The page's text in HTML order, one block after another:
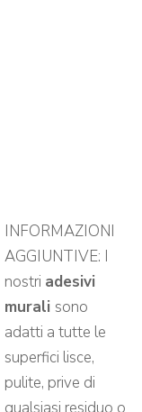
INFORMAZIONI
AGGIUNTIVE: I
nostri adesivi
murali sono
adatti a tutte le
superfici lisce,
pulite, prive di